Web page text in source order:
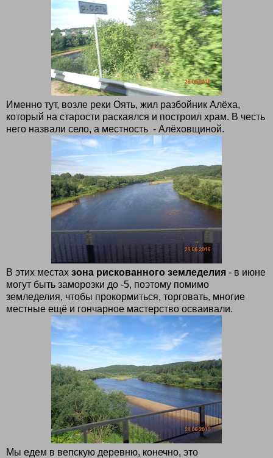
Именно тут, возле реки Оять, жил разбойник Алёха,
который на старости раскаялся и построил храм. В честь
него назвали село, а местность - Алёховщиной.
В этих местах зона рискованного земледелия - в июне
могут быть заморозки до -5, поэтому помимо
земледелия, чтобы прокормиться, торговать, многие
местные ещё и гончарное мастерство осваивали.
Мы едем в вепскую деревню, конечно, это